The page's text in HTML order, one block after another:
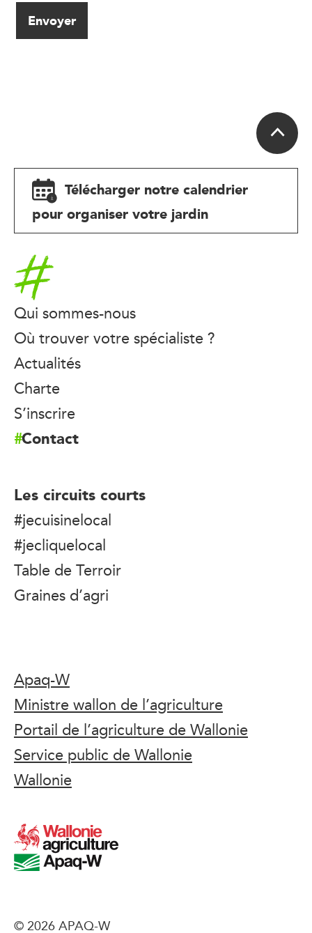
Télécharger notre calendrier
pour organiser votre jardin
Accueil
Qui sommes-nous
Où trouver votre spécialiste ?
Actualités
Charte
S’inscrire
Contact
Les circuits courts
#jecuisinelocal
#jecliquelocal
Table de Terroir
Graines d’agri
Apaq-W
Ministre wallon de l’agriculture
Portail de l’agriculture de Wallonie
Service public de Wallonie
Wallonie
© 2026 APAQ-W